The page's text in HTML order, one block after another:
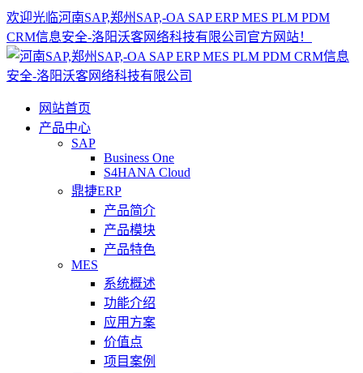
欢迎光临河南SAP,郑州SAP,-OA SAP ERP MES PLM PDM
CRM信息安全-洛阳沃客网络科技有限公司官方网站！
网站首页
产品中心
SAP
Business One
S4HANA Cloud
鼎捷ERP
产品简介
产品模块
产品特色
MES
系统概述
功能介绍
应用方案
价值点
项目案例